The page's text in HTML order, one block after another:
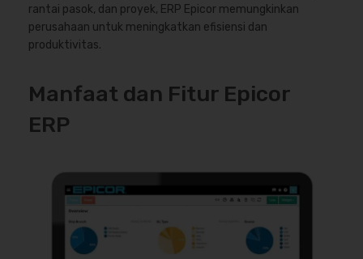
rantai pasok, dan proyek, ERP Epicor memungkinkan
perusahaan untuk meningkatkan efisiensi dan
produktivitas.
Manfaat dan Fitur Epicor
ERP